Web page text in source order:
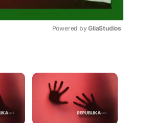
Powered by GliaStudios